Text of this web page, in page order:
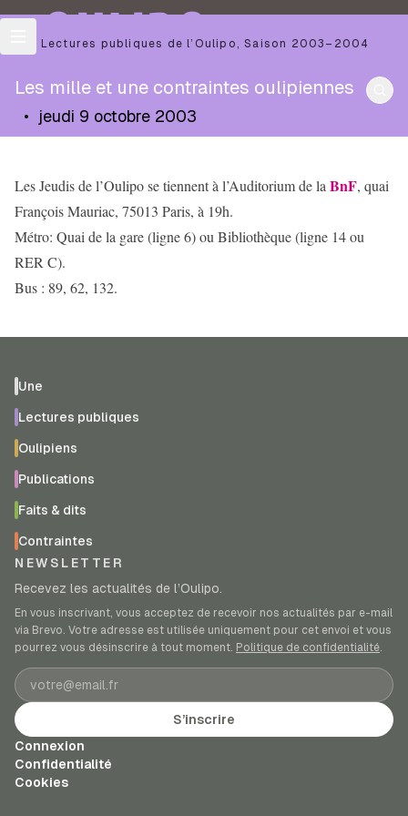
OULIPO
Les Lectures publiques de l’Oulipo ,Saison 2003–2004
Les mille et une contraintes oulipiennes
• jeudi 9 octobre 2003
Les Jeudis de l’Oulipo se tiennent à l’Auditorium de la BnF, quai
François Mauriac, 75013 Paris, à 19h.
Métro: Quai de la gare (ligne 6) ou Bibliothèque (ligne 14 ou
RER C).
Bus : 89, 62, 132.
Une
Lectures publiques
Oulipiens
Publications
Faits & dits
Contraintes
NEWSLETTER
Recevez les actualités de l’Oulipo.
En vous inscrivant, vous acceptez de recevoir nos actualités par e-mail
via Brevo. Votre adresse est utilisée uniquement pour cet envoi et vous
pourrez vous désinscrire à tout moment. Politique de confidentialité.
Adresse e-mail
S’inscrire
Connexion
Confidentialité
Cookies